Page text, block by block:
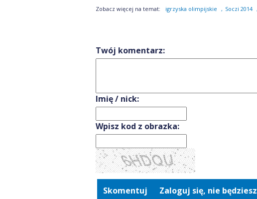
Zobacz więcej na temat: igrzyska olimpijskie , Soczi 2014 ,
Twój komentarz:
Imię / nick:
Wpisz kod z obrazka:
Zaloguj się, nie
Skomentuj